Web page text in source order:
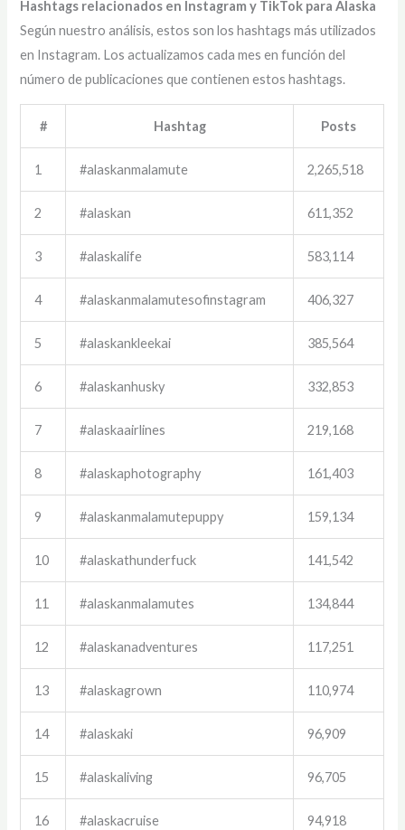
Hashtags relacionados en Instagram y TikTok para Alaska
Según nuestro análisis, estos son los hashtags más utilizados
en Instagram. Los actualizamos cada mes en función del
número de publicaciones que contienen estos hashtags.
# Hashtag Posts
1 #alaskanmalamute 2,265,518
2 #alaskan 611,352
3 #alaskalife 583,114
4 #alaskanmalamutesofinstagram 406,327
5 #alaskankleekai 385,564
6 #alaskanhusky 332,853
7 #alaskaairlines 219,168
8 #alaskaphotography 161,403
9 #alaskanmalamutepuppy 159,134
10 #alaskathunderfuck 141,542
11 #alaskanmalamutes 134,844
12 #alaskanadventures 117,251
13 #alaskagrown 110,974
14 #alaskaki 96,909
15 #alaskaliving 96,705
16 #alaskacruise 94,918